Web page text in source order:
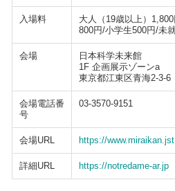
入場料
大人（19歳以上）
800円/小学生500円/未
会場
日本科学未来館
1F 企画展示ゾーンa
東京都江東区青海2-3-6
会場電話番
号
03-3570-9151
会場URL https://
詳細URL https://notredame-ar.jp